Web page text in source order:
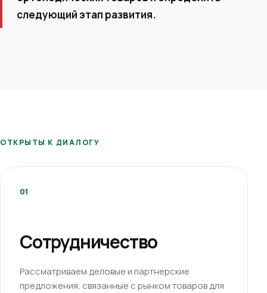
следующий этап развития.
ОТКРЫТЫ К ДИАЛОГУ
01
Сотрудничество
Рассматриваем деловые и партнерские
предложения, связанные с рынком товаров для